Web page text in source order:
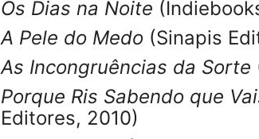
Os Dias na Noite
A Pele do Medo (Sinapis
As Incongruências da Sorte
Porque Ris Sabendo que
Editores, 2010)